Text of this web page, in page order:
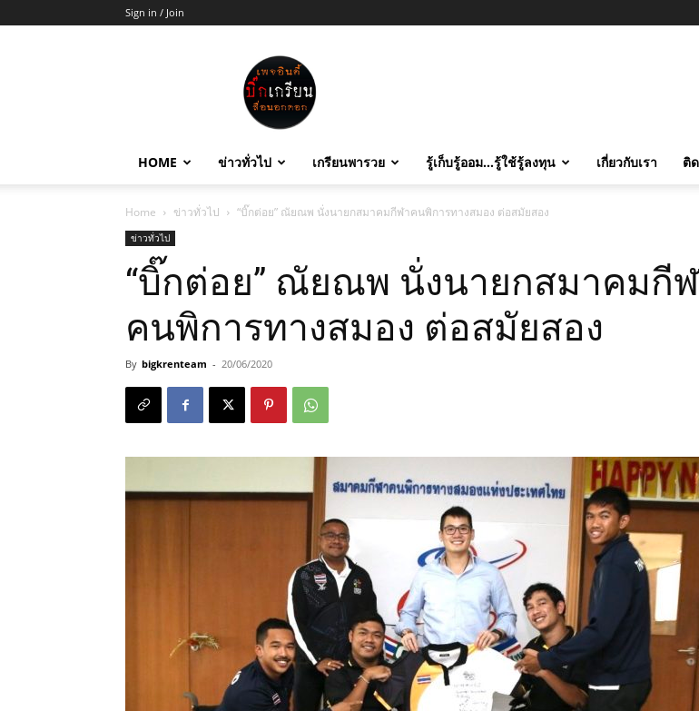
Sign in / Join
บิ๊ก
เกรียน
HOME ข่าวทั่วไป เกรียนพารวย รู้เก็บรู้ออม…รู้ใช้รู้ลงทุน เกี่ยวกับเรา ติ
Home ข่าวทั่วไป “บิ๊กต่อย” ณัยณพ นั่งนายกสมาคมกีฬาคนพิการทางสมอง ต่อสมัยสอง
ข่าวทั่วไป
“บิ๊กต่อย” ณัยณพ นั่งนายกสมาคมกี
คนพิการทางสมอง ต่อสมัยสอง
By bigkrenteam - 20/06/2020